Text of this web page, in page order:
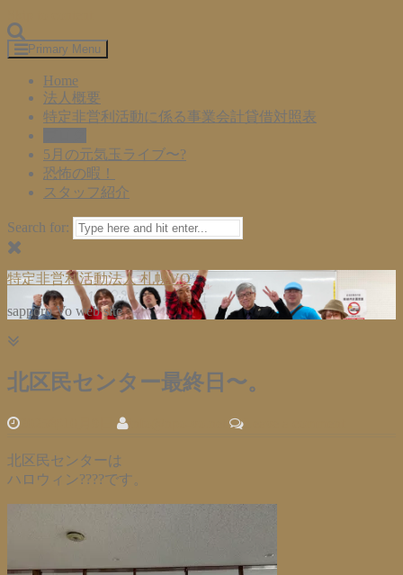
Primary Menu
Home
法人概要
特定非営利活動に係る事業会計貸借対照表
5月の元気玉ライブ〜?
恐怖の暇！
スタッフ紹介
Search for:
特定非営利活動法人 札幌VO
sapporo Vo web site
北区民センター最終日〜。
北区民センターは
ハロウィン????です。